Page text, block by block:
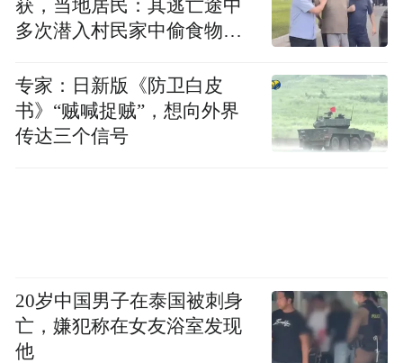
获，当地居民：其逃亡途中
多次潜入村民家中偷食物被
专家：日新版《防卫白皮
书》“贼喊捉贼”，想向外界
传达三个信号
20岁中国男子在泰国被刺身
亡，嫌犯称在女友浴室发现
他